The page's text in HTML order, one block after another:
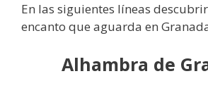
En las siguientes líneas
encanto que aguarda en
Alhambra de